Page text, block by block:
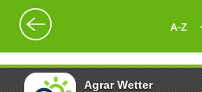
Agrar Wetter
A-Z